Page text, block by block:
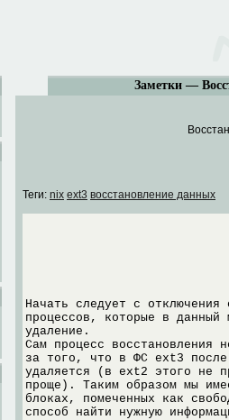
Заметки —
Теги: nix ext3 восстановление данных
Начать следует с
процессов, которые в данный
удаление.
Сам процесс
за того, что в ФС ext3 после
удаляется (в ext2 этого не
проще). Таким образом мы
блоках, помеченных как
способ найти нужную